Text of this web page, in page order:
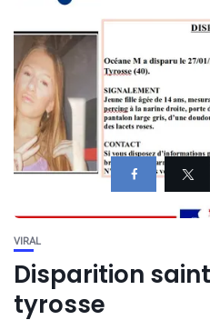
VIRAL
Disparition
tyrosse